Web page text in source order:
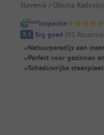
Slovenië / Obcina
Inspectie
8.1 Erg goed (91
Natuurparadijs aan
Perfect voor gezinnen
Schaduwrijke